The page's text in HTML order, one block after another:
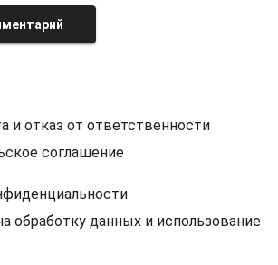
и отказ от ответственности
соглашение
обработку данных и использование